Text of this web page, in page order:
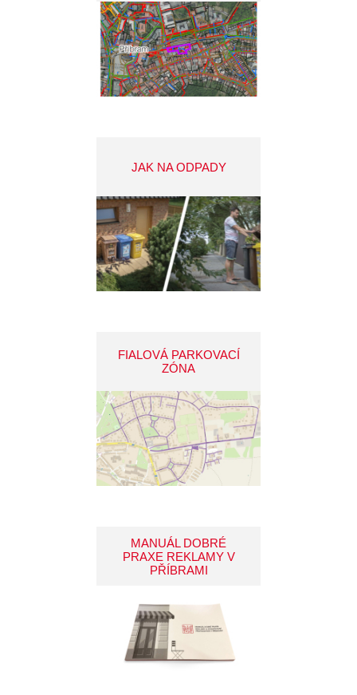
JAK NA ODPADY
FIALOVÁ PARKOVACÍ
ZÓNA
MANUÁL DOBRÉ
PRAXE REKLAMY V
PŘÍBRAMI